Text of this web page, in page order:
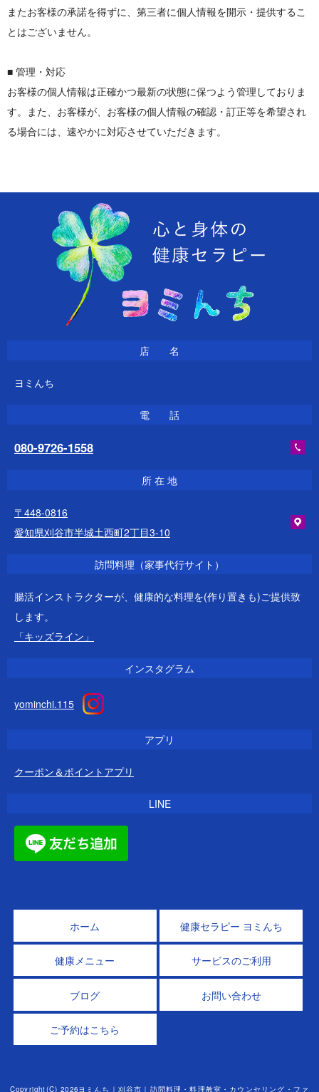
またお客様の承諾を得ずに、第三者に個人情報を開示・提供するこ
とはございません。
■ 管理・対応
お客様の個人情報は正確かつ最新の状態に保つよう管理しておりま
す。また、お客様が、お客様の個人情報の確認・訂正等を希望され
る場合には、速やかに対応させていただきます。
店 名
ヨミんち
電 話
080-9726-1558
所 在 地
〒448-0816
愛知県刈谷市半城土西町2丁目3-10
訪問料理（家事代行サイト）
腸活インストラクターが、健康的な料理を(作り置きも)ご提供致
します。
「キッズライン」
インスタグラム
yominchi.115
アプリ
クーポン＆ポイントアプリ
LINE
ホーム 健康セラピー ヨミんち
健康メニュー サービスのご利用
ブログ お問い合わせ
ご予約はこちら
Copyright(C) 2026ヨミんち｜刈谷市｜訪問料理・料理教室・カウンセリング・ファ